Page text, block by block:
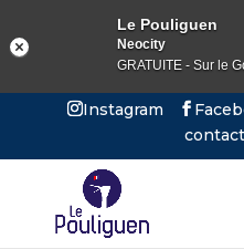
Instagram
Le Pouliguen
Neocity
GRATUITE - Sur le